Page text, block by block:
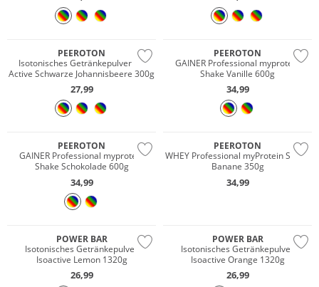
PEEROTON
Isotonisches Getränkepulver Iso
Active Schwarze Johannisbeere 300g
27,99
PEEROTON
GAINER Professional myprotein
Shake Vanille 600g
34,99
PEEROTON
GAINER Professional myprotein
Shake Schokolade 600g
34,99
PEEROTON
WHEY Professional myProtein Shake
Banane 350g
34,99
POWER BAR
Isotonisches Getränkepulver
Isoactive Lemon 1320g
26,99
POWER BAR
Isotonisches Getränkepulver
Isoactive Orange 1320g
26,99